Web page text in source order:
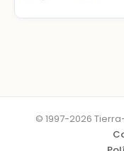
© 1997-2026